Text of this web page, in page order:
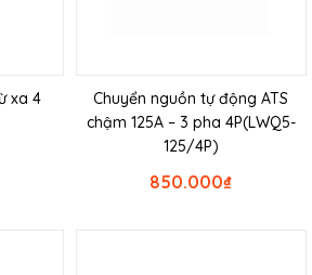
xa 4
Chuyển nguồn tự động ATS
chậm 125A – 3 pha 4P(LWQ5-
125/4P)
₫
850.000